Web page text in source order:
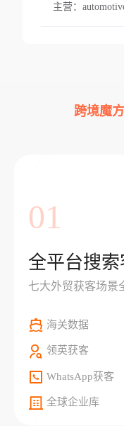
主营：
跨境魔方
01
全平台搜索
七大外贸获客场景
海关数据
领英获客
WhatsApp获客
全球企业库